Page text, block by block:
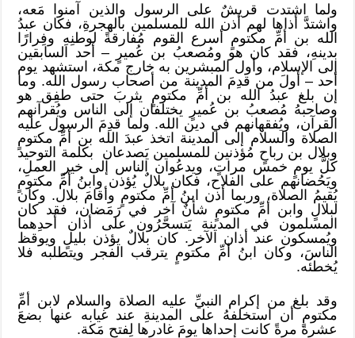
ولما اشتدت قريشٌ على الرسول والذين آمنوا مَعه،
واشتدَّ أذاها لهم أذن الله للمسلمين بالهجرةِ، فكان عبدُ
الله بن أمِّ مكتومٍ أسرع القوم مُفارقةً لوطنِهِ وفِرارًا
بدينهِ، فقد كان هو ومُصعبُ بن عُميرٍ – أحد السابقين
إلى الإسلام، وأول المبشرين به خارج مكة، استشهد يوم
أحد – أولَ من قدِمَ المدينة من أصحاب رسول الله. وما
إن بلغ عبدُ الله بن أمِّ مكتومٍ يثربَ حتى طفِق هو
وصاحبهُ مُصعبُ بن عُميرٍ يختلفان إلى الناس ويُقرآنهم
القرآن، ويُفقهانهم في دين الله. ولما قدِمَ الرسول عليه
الصلاة والسلام إلى المدينة اتخذ عبدَ الله بن أمِّ مكتومٍ
وبلال بن رباحٍ مُؤذنين للمسلمين يَصدعان بكلمة التوحيد
كلَّ يومٍ خمس مراتٍ، ويدعُوان الناس إلى خير العملِ،
ويَحُضانهم على الفلاح، فكان بلالٌ يُؤذن وابنُ أمِّ مكتومٍ
يُقيمُ الصلاة، وربما أذن ابنُ أمِّ مكتومٍ وأقامَ بلال. وكان
لبلالٍ وابن أمِّ مكتومٍ شأنٌ آخر في رَمَضان، فقد كان
المسلمون في المدينة يَتسحَّرُون على أذان أحدِهما
ويُمسكون عند أذان الآخر. كان بلالٌ يؤذن بليلٍ ويوقظ
الناسَ، وكان ابنُ أمِّ مكتومٍ يترقب الفجر ويتطلبه فلا
يُخطئه.
وقد بلغ من إكرام النبيِّ عليه الصلاة والسلام لابن أمِّ
مكتومٍ أن استخلفهُ على المدينةِ عند غيابه عنها بضعَ
عشرة مرةً كانت إحداها يومَ غادرها لِفتح مَكة.